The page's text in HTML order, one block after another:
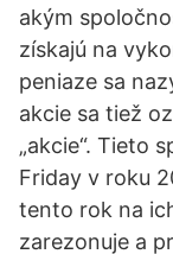
akým
získajú na
peniaze sa
akcie sa tiež
„akcie“. Tieto
Friday v roku
tento rok na
zarezonuje a